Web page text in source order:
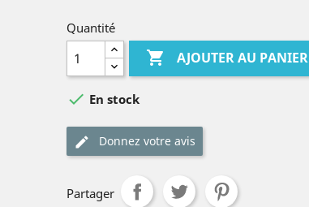
Quantité
 AJOUTER AU PANIER
 En stock
Donnez votre avis
Partager